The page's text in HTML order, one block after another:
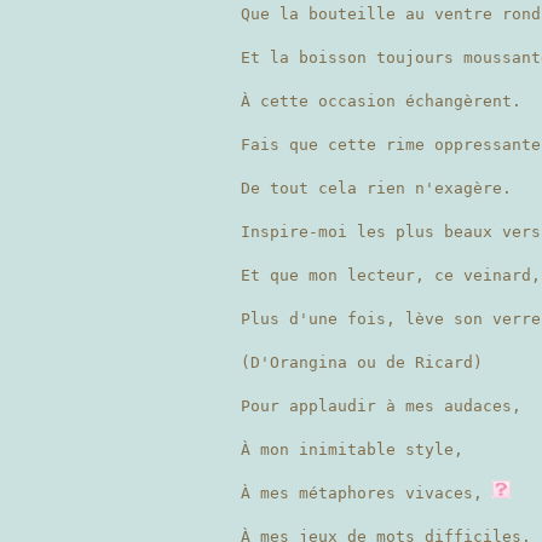
Que la bouteille au ventre rond
Et la boisson toujours
À cette occasion échangèrent.
Fais que cette rime oppressante
De tout cela rien n'exagère.
Inspire-moi les plus beaux vers
Et que mon lecteur, ce veinard,
Plus d'une fois, lève son verre
(D'Orangina ou de Ricard)
Pour applaudir à mes audaces,
À mon inimitable style,
À mes métaphores vivaces,
À mes jeux de mots difficiles.